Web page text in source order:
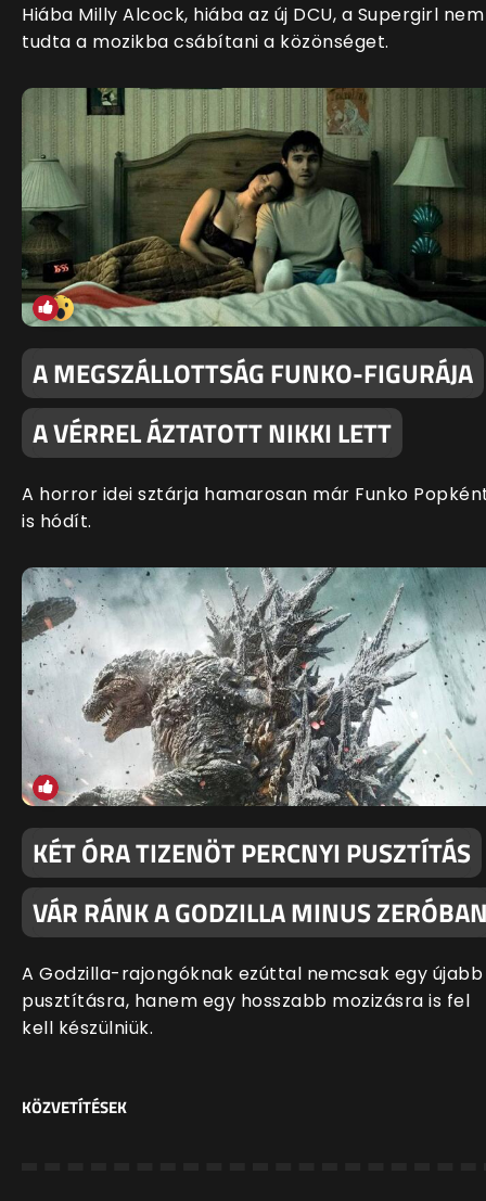
Hiába Milly Alcock, hiába az új DCU, a Supergirl nem
tudta a mozikba csábítani a közönséget.
A MEGSZÁLLOTTSÁG FUNKO-FIGURÁJA
A VÉRREL ÁZTATOTT NIKKI LETT
A horror idei sztárja hamarosan már Funko
is hódít.
KÉT ÓRA TIZENÖT PERCNYI PUSZTÍTÁS
VÁR RÁNK A GODZILLA MINUS
A Godzilla-rajongóknak ezúttal nemcsak egy újabb
pusztításra, hanem egy hosszabb mozizásra is fel
kell készülniük.
KÖZVETÍTÉSEK